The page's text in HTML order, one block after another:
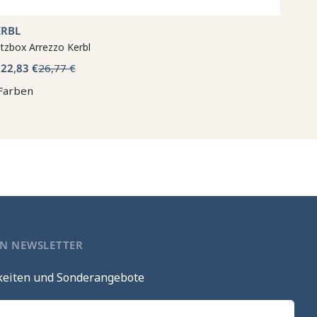
Arrezzo Kerbl
22,83 €26,77 €
NEWSLETTER
und Sonderangebote